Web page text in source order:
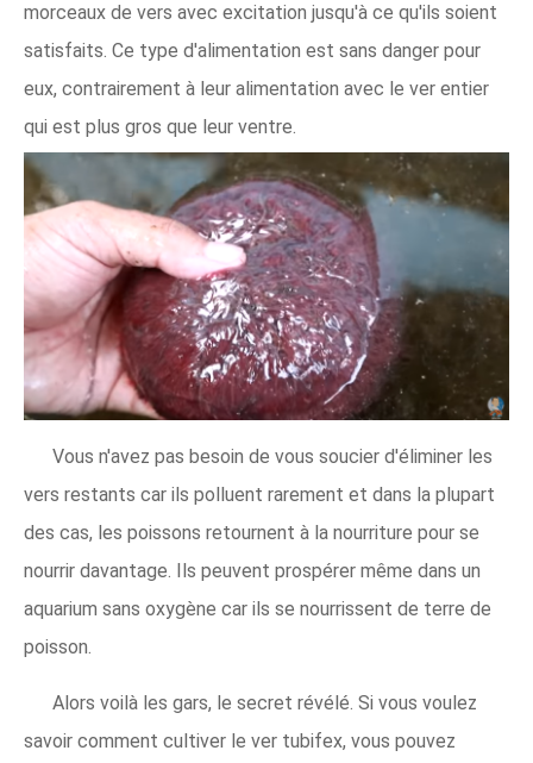
morceaux de vers avec excitation jusqu'à ce qu'ils soient
satisfaits. Ce type d'alimentation est sans danger pour
eux, contrairement à leur alimentation avec le ver entier
qui est plus gros que leur ventre.
Vous n'avez pas besoin de vous soucier d'éliminer les
vers restants car ils polluent rarement et dans la plupart
des cas, les poissons retournent à la nourriture pour se
nourrir davantage. Ils peuvent prospérer même dans un
aquarium sans oxygène car ils se nourrissent de terre de
poisson.
Alors voilà les gars, le secret révélé. Si vous voulez
savoir comment cultiver le ver tubifex, vous pouvez